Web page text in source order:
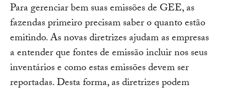
Para gerenciar bem suas emissões de GEE, as
fazendas primeiro precisam saber o quanto estão
emitindo. As novas diretrizes ajudam as empresas
a entender que fontes de emissão incluir nos seus
inventários e como estas emissões devem ser
reportadas. Desta forma, as diretrizes podem